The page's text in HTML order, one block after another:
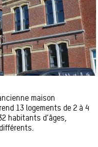
maison
13 logements de 2 à 4
habitants d’âges,